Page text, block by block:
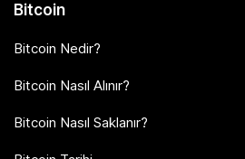
Bitcoin
Bitcoin Nedir?
Bitcoin Nasıl Alınır?
Bitcoin Nasıl Saklanır?